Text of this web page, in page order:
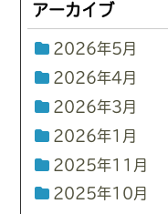
アーカイブ
2026年5月
2026年4月
2026年3月
2026年1月
2025年11月
2025年10月